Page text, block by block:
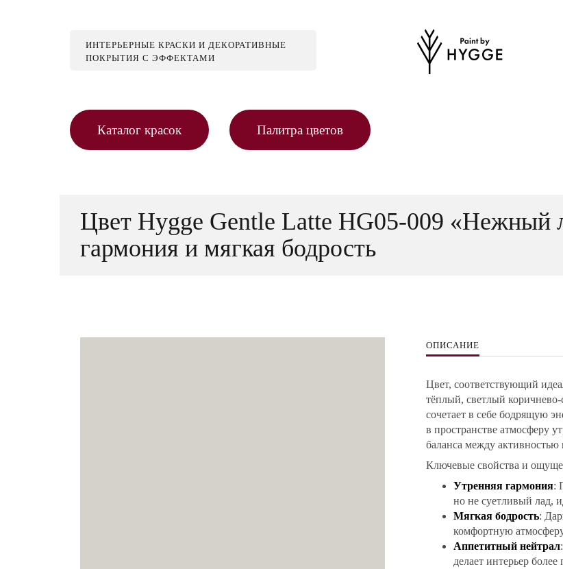
ИНТЕРЬЕРНЫЕ КРАСКИ И ДЕКОРАТИВНЫЕ
ПОКРЫТИЯ С ЭФФЕКТАМИ
Каталог красок Палитра цветов
Цвет Hygge Gentle Latte HG05-009 «Нежный
гармония и мягкая бодрость
ОПИСАНИЕ
Цвет, соответствующий
тёплый, светлый
сочетает в себе бодрящую
в пространстве атмосферу
баланса между активностью
Ключевые свойства и
Утренняя гармония:
но не суетливый лад,
Мягкая бодрость:
комфортную
Аппетитный нейтрал
делает интерьер